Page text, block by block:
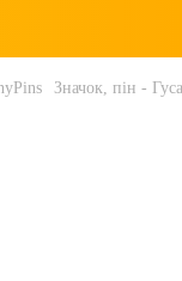
Значок, пін -